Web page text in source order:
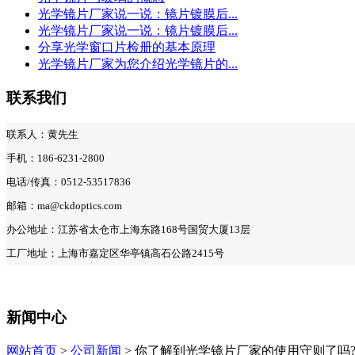
光学镜片厂家说一说：镜片镀膜后...
光学镜片厂家说一说：镜片镀膜后...
分享光学窗口片检册的基本原理
光学镜片厂家为您介绍光学镜片的...
联系我们
联系人：黄先生
手机：186-6231-2800
电话/传真：0512-53517836
邮箱：ma@ckdoptics.com
办公地址：江苏省太仓市上海东路168号国贸大厦13层
工厂地址：上海市嘉定区华亭镇高石公路2415号
新闻中心
网站首页 > 公司新闻 > 你了解到光学镜片厂家的使用守则了吗?